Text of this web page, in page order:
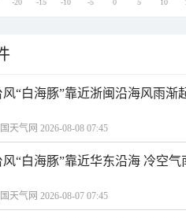
-20 -15 -10 -5 0 5 10
风“白海豚”靠近浙闽沿海风雨渐
天气网 2026-08-08 07:45
风“白海豚”靠近华东沿海 冷空
天气网 2026-08-07 07:45